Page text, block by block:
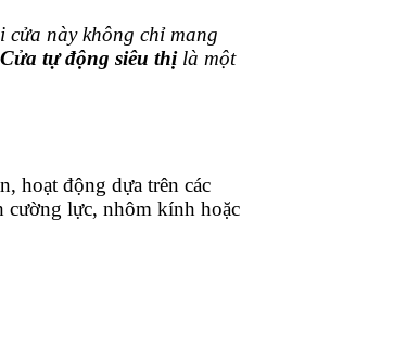
cửa này không chỉ mang
Cửa tự động siêu thịlà một
hoạt động dựa trên các
lực, nhôm kính hoặc